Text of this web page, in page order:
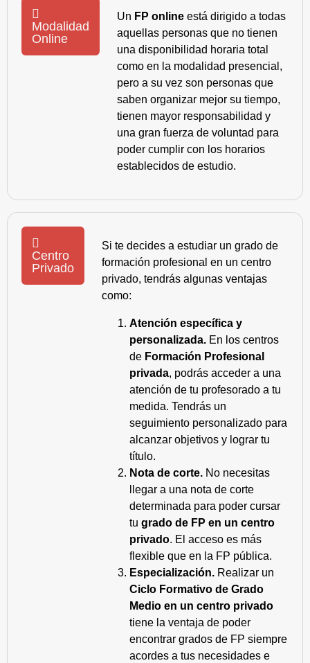
Modalidad
Online
Un FP online está dirigido a todas
aquellas personas que no tienen
una disponibilidad horaria total
como en la modalidad presencial,
pero a su vez son personas que
saben organizar mejor su tiempo,
tienen mayor responsabilidad y
una gran fuerza de voluntad para
poder cumplir con los horarios
establecidos de estudio.
Centro
Privado
Si te decides a estudiar un grado de
formación profesional en un centro
privado, tendrás algunas ventajas
como:
Atención específica y
personalizada. En los centros
de Formación Profesional
privada, podrás acceder a una
atención de tu profesorado a tu
medida. Tendrás un
seguimiento personalizado para
alcanzar objetivos y lograr tu
título.
Nota de corte. No necesitas
llegar a una nota de corte
determinada para poder cursar
tu grado de FP en un centro
privado. El acceso es más
flexible que en la FP pública.
Especialización. Realizar un
Ciclo Formativo de Grado
Medio en un centro privado
tiene la ventaja de poder
encontrar grados de FP siempre
acordes a tus necesidades e